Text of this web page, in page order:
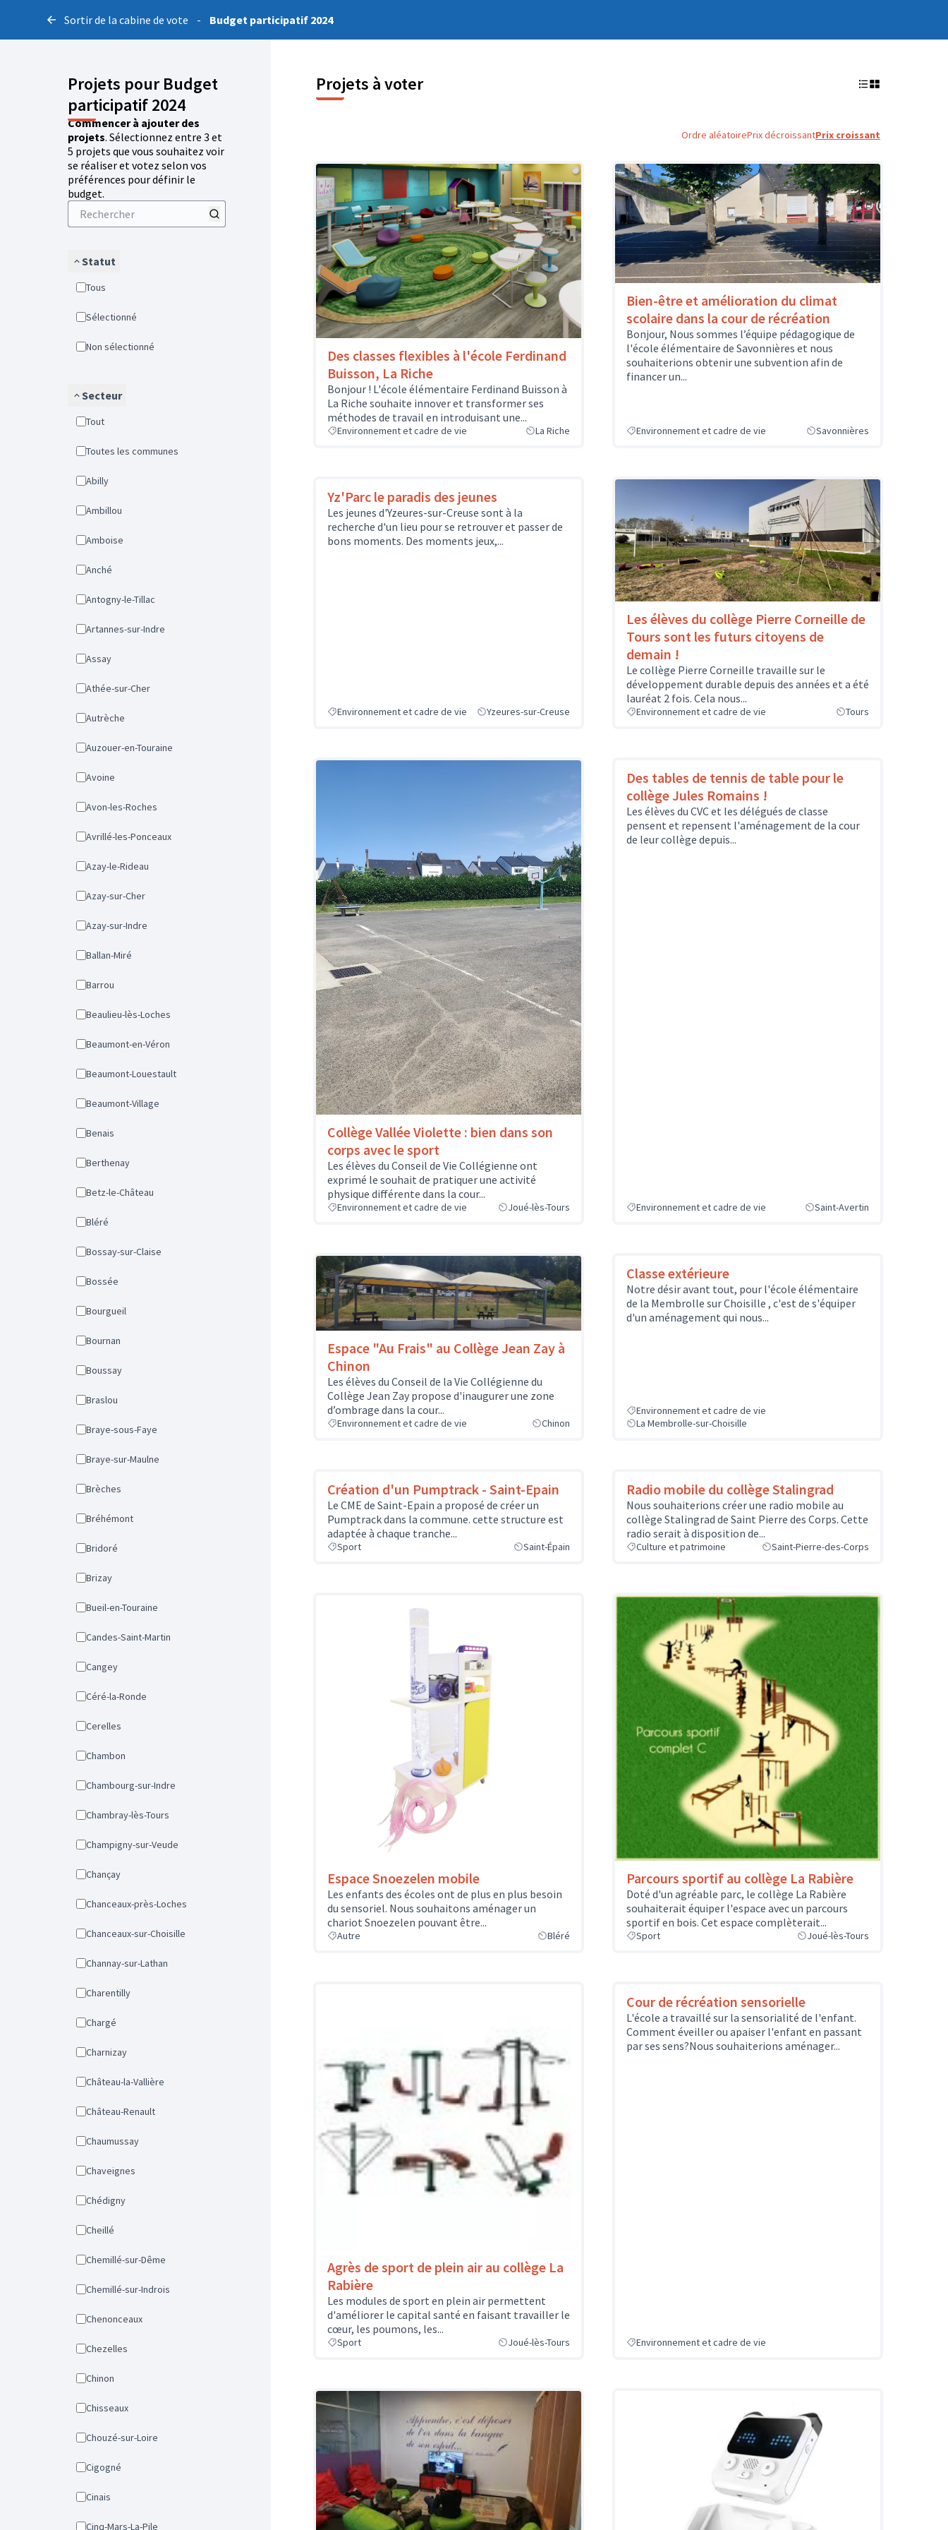
Sortir de la cabine de vote - Budget participatif 2024
Projets pour Budget
participatif 2024
Commencer à ajouter des
projets. Sélectionnez entre 3 et
5 projets que vous souhaitez voir
se réaliser et votez selon vos
préférences pour définir le
budget.
Statut
Tous
Sélectionné
Non sélectionné
Secteur
Tout
Toutes les communes
Abilly
Ambillou
Amboise
Anché
Antogny-le-Tillac
Artannes-sur-Indre
Assay
Athée-sur-Cher
Autrèche
Auzouer-en-Touraine
Avoine
Avon-les-Roches
Avrillé-les-Ponceaux
Azay-le-Rideau
Azay-sur-Cher
Azay-sur-Indre
Ballan-Miré
Barrou
Beaulieu-lès-Loches
Beaumont-en-Véron
Beaumont-Louestault
Beaumont-Village
Benais
Berthenay
Betz-le-Château
Bléré
Bossay-sur-Claise
Bossée
Bourgueil
Bournan
Boussay
Braslou
Braye-sous-Faye
Braye-sur-Maulne
Brèches
Bréhémont
Bridoré
Brizay
Bueil-en-Touraine
Candes-Saint-Martin
Cangey
Céré-la-Ronde
Cerelles
Chambon
Chambourg-sur-Indre
Chambray-lès-Tours
Champigny-sur-Veude
Chançay
Chanceaux-près-Loches
Chanceaux-sur-Choisille
Channay-sur-Lathan
Charentilly
Chargé
Charnizay
Château-la-Vallière
Château-Renault
Chaumussay
Chaveignes
Chédigny
Cheillé
Chemillé-sur-Dême
Chemillé-sur-Indrois
Chenonceaux
Chezelles
Chinon
Chisseaux
Chouzé-sur-Loire
Cigogné
Cinais
Cinq-Mars-La-Pile
Projets à voter
Ordre aléatoirePrix décroissantPrix croissant
Des classes flexibles à l'école Ferdinand
Buisson, La Riche
Bonjour ! L'école élémentaire Ferdinand Buisson à
La Riche souhaite innover et transformer ses
méthodes de travail en introduisant une...
Environnement et cadre de vie La Riche
Bien-être et amélioration du climat
scolaire dans la cour de récréation
Bonjour, Nous sommes l’équipe pédagogique de
l'école élémentaire de Savonnières et nous
souhaiterions obtenir une subvention afin de
financer un...
Environnement et cadre de vie Savonnières
Yz'Parc le paradis des jeunes
Les jeunes d'Yzeures-sur-Creuse sont à la
recherche d'un lieu pour se retrouver et passer de
bons moments. Des moments jeux,...
Environnement et cadre de vie Yzeures-sur-Creuse
Les élèves du collège Pierre Corneille de
Tours sont les futurs citoyens de
demain !
Le collège Pierre Corneille travaille sur le
développement durable depuis des années et a été
lauréat 2 fois. Cela nous...
Environnement et cadre de vie Tours
Collège Vallée Violette : bien dans son
corps avec le sport
Les élèves du Conseil de Vie Collégienne ont
exprimé le souhait de pratiquer une activité
physique différente dans la cour...
Environnement et cadre de vie Joué-lès-Tours
Des tables de tennis de table pour le
collège Jules Romains !
Les élèves du CVC et les délégués de classe
pensent et repensent l'aménagement de la cour
de leur collège depuis...
Environnement et cadre de vie Saint-Avertin
Espace "Au Frais" au Collège Jean Zay à
Chinon
Les élèves du Conseil de la Vie Collégienne du
Collège Jean Zay propose d'inaugurer une zone
d’ombrage dans la cour...
Environnement et cadre de vie Chinon
Classe extérieure
Notre désir avant tout, pour l'école élémentaire
de la Membrolle sur Choisille , c'est de s'équiper
d'un aménagement qui nous...
Environnement et cadre de vie
La Membrolle-sur-Choisille
Création d'un Pumptrack - Saint-Epain
Le CME de Saint-Epain a proposé de créer un
Pumptrack dans la commune. cette structure est
adaptée à chaque tranche...
Sport Saint-Épain
Radio mobile du collège Stalingrad
Nous souhaiterions créer une radio mobile au
collège Stalingrad de Saint Pierre des Corps. Cette
radio serait à disposition de...
Culture et patrimoine Saint-Pierre-des-Corps
Espace Snoezelen mobile
Les enfants des écoles ont de plus en plus besoin
du sensoriel. Nous souhaitons aménager un
chariot Snoezelen pouvant être...
Autre Bléré
Parcours sportif au collège La Rabière
Doté d'un agréable parc, le collège La Rabière
souhaiterait équiper l'espace avec un parcours
sportif en bois. Cet espace complèterait...
Sport Joué-lès-Tours
Agrès de sport de plein air au collège La
Rabière
Les modules de sport en plein air permettent
d'améliorer le capital santé en faisant travailler le
cœur, les poumons, les...
Sport Joué-lès-Tours
Cour de récréation sensorielle
L'école a travaillé sur la sensorialité de l'enfant.
Comment éveiller ou apaiser l'enfant en passant
par ses sens?Nous souhaiterions aménager...
Environnement et cadre de vie